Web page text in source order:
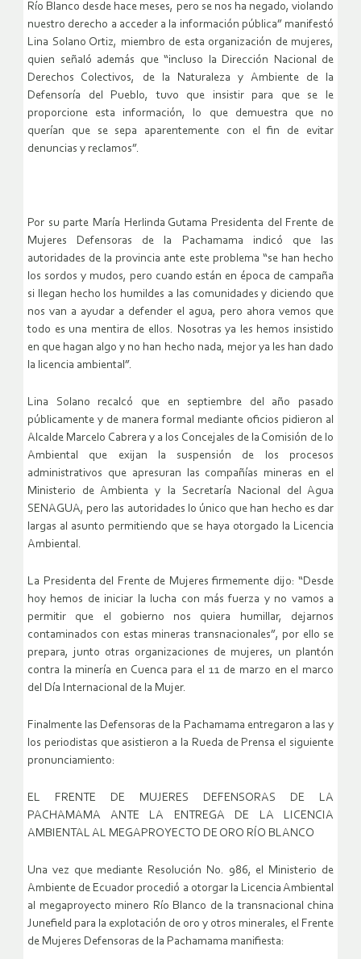
Río Blanco desde hace meses, pero se nos ha negado, violando
nuestro derecho a acceder a la información pública” manifestó
Lina Solano Ortiz, miembro de esta organización de mujeres,
quien señaló además que “incluso la Dirección Nacional de
Derechos Colectivos, de la Naturaleza y Ambiente de la
Defensoría del Pueblo, tuvo que insistir para que se le
proporcione esta información, lo que demuestra que no
querían que se sepa aparentemente con el fin de evitar
denuncias y reclamos”.
Por su parte María Herlinda Gutama Presidenta del Frente de
Mujeres Defensoras de la Pachamama indicó que las
autoridades de la provincia ante este problema “se han hecho
los sordos y mudos, pero cuando están en época de campaña
si llegan hecho los humildes a las comunidades y diciendo que
nos van a ayudar a defender el agua, pero ahora vemos que
todo es una mentira de ellos. Nosotras ya les hemos insistido
en que hagan algo y no han hecho nada, mejor ya les han dado
la licencia ambiental”.
Lina Solano recalcó que en septiembre del año pasado
públicamente y de manera formal mediante oficios pidieron al
Alcalde Marcelo Cabrera y a los Concejales de la Comisión de lo
Ambiental que exijan la suspensión de los procesos
administrativos que apresuran las compañías mineras en el
Ministerio de Ambienta y la Secretaría Nacional del Agua
SENAGUA, pero las autoridades lo único que han hecho es dar
largas al asunto permitiendo que se haya otorgado la Licencia
Ambiental.
La Presidenta del Frente de Mujeres firmemente dijo: “Desde
hoy hemos de iniciar la lucha con más fuerza y no vamos a
permitir que el gobierno nos quiera humillar, dejarnos
contaminados con estas mineras transnacionales”, por ello se
prepara, junto otras organizaciones de mujeres, un plantón
contra la minería en Cuenca para el 11 de marzo en el marco
del Día Internacional de la Mujer.
Finalmente las Defensoras de la Pachamama entregaron a las y
los periodistas que asistieron a la Rueda de Prensa el siguiente
pronunciamiento:
EL FRENTE DE MUJERES DEFENSORAS DE LA
PACHAMAMA ANTE LA ENTREGA DE LA LICENCIA
AMBIENTAL AL MEGAPROYECTO DE ORO RÍO BLANCO
Una vez que mediante Resolución No. 986, el Ministerio de
Ambiente de Ecuador procedió a otorgar la Licencia Ambiental
al megaproyecto minero Río Blanco de la transnacional china
Junefield para la explotación de oro y otros minerales, el Frente
de Mujeres Defensoras de la Pachamama manifiesta: